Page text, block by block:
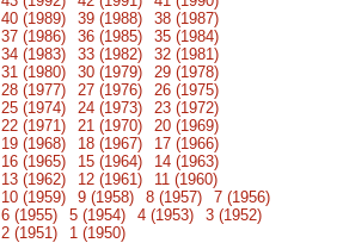
40 (1989)
39 (1988)
38 (1987)
37 (1986)
36 (1985)
35 (1984)
34 (1983)
33 (1982)
32 (1981)
31 (1980)
30 (1979)
29 (1978)
28 (1977)
27 (1976)
26 (1975)
25 (1974)
24 (1973)
23 (1972)
22 (1971)
21 (1970)
20 (1969)
19 (1968)
18 (1967)
17 (1966)
16 (1965)
15 (1964)
14 (1963)
13 (1962)
12 (1961)
11 (1960)
10 (1959)
9 (1958) 8 (1957)
7 (1956)
6 (1955)
5 (1954) 4 (1953)
3 (1952)
2 (1951)
1 (1950)